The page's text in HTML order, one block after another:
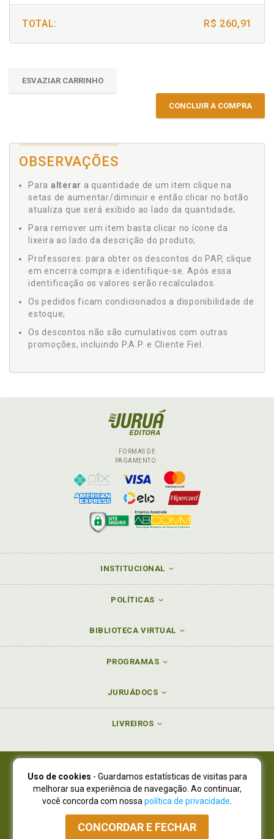
TOTAL: R$ 260,91
ESVAZIAR CARRINHO
CONCLUIR A COMPRA
OBSERVAÇÕES
Para alterar a quantidade de um item clique na
setas de aumentar/diminuir e então clicar no botão
atualiza que será exibido ao lado da quantidade;
Para remover um item basta clicar no ícone da
lixeira ao lado da descrição do produto;
Professores: para obter os descontos do PAP, clique
em encerra compra e identifique-se. Após essa
identificação os valores serão recalculados.
Os pedidos ficam condicionados a disponibilidade de
estoque;
Os descontos não são cumulativos com outras
promoções, incluindo P.A.P. e Cliente Fiel.
FORMAS DE
PAGAMENTO
INSTITUCIONAL
POLÍTICAS
BIBLIOTECA VIRTUAL
PROGRAMAS
JURUÁDOCS
LIVREIROS
Juruá Editora Ltda., CNPJ 77.535.508/0001-19
Juruá Informática Ltda., CNPJ 01.701.561/0001-80
NOVO ENDEREÇO:R. Flávio Dallegrave, 7665, São Lourenço |
Curitiba - Paraná - CEP 82210-310
Atendimento: (41) 4009-3900|Vendas Atacado: (41) 4009-3939
Uso de cookies - Guardamos estatísticas de visitas para
melhorar sua experiência de navegação. Ao continuar,
você concorda com nossa política de privacidade
CONCORDAR E FECHAR